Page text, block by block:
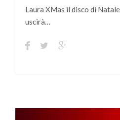
Laura XMas il disco di
uscirà…